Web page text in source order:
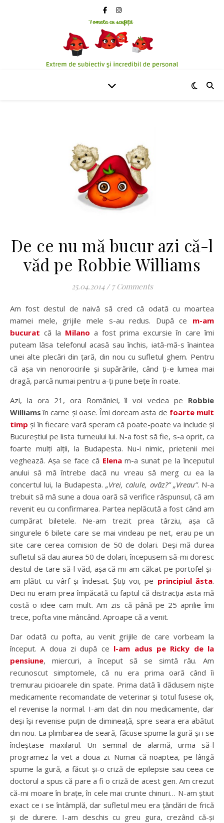
De ce nu mă bucur azi că-l
văd pe Robbie Williams
25.04.2014 / 7 Comments
Am fost destul de naivă să cred că odată cu moartea
mamei mele, grijile mele s-au redus. După ce m-am
bucurat că la Milano a fost prima excursie în care îmi
puteam lăsa telefonul acasă sau închis, iată-mă-s înaintea
unei alte plecări din țară, din nou cu sufletul ghem. Pentru
că așa vin nenorocirile și supărările, când ți-e lumea mai
dragă, parcă numai pentru a-ți pune bețe în roate.
Azi, la ora 21, ora României, îl voi vedea pe Robbie
Williams în carne și oase. Îmi doream asta de foarte mult
timp și în fiecare vară speram că poate-poate va include și
Bucureștiul pe lista turneului lui. N-a fost să fie, s-a oprit, ca
foarte mulți alții, la Budapesta. Nu-i nimic, prietenii mei
veghează. Așa se face că Elenam-a sunat pe la începutul
anului să mă întrebe dacă nu vreau să merg cu ea la
concertul lui, la Budapesta. „Vrei, calule, ovăz?” „Vreau”. N-a
trebuit să mă sune a doua oară să verifice răspunsul, că am
revenit eu cu confirmarea. Partea neplăcută a fost când am
cumpărat biletele. Ne-am trezit prea târziu, așa că
singurele 6 bilete care se mai vindeau pe net, erau pe un
site care cerea comision de 50 de dolari. Deși mă durea
sufletul să dau aiurea 50 de dolari, începusem să-mi doresc
destul de tare să-l văd, așa că mi-am călcat pe portofel și-
am plătit cu vârf și îndesat. Știți voi, pe principiul ăsta.
Deci nu eram prea împăcată cu faptul că distracția asta mă
costă o idee cam mult. Am zis că până pe 25 aprilie îmi
trece, pofta vine mâncând. Aproape că a venit.
Dar odată cu pofta, au venit grijile de care vorbeam la
început. A doua zi după ce l-am adus pe Ricky de la
pensiune, miercuri, a început să se simtă rău. Am
recunoscut simptomele, că nu era prima oară când îi
tremurau picioarele din spate. Prima dată îi dădusem niște
medicamente recomandate de veterinar și totul fusese ok,
el revenise la normal. I-am dat din nou medicamente, dar
deși își revenise puțin de dimineață, spre seara era abătut
din nou. La plimbarea de seară, făcuse spume la gură și i se
încleștase maxilarul. Un semnal de alarmă, urma să-l
programez la vet a doua zi. Numai că noaptea, pe lângă
spume la gură, a făcut și-o criză de epilepsie sau ceea ce
doctorul a spus că pare a fi o criză de acest gen. Am crezut
că-mi moare în brațe, în cele mai crunte chinuri… N-am știut
exact ce i se întâmplă, dar sufletul meu era țăndări de frică
și de durere. I-am deschis cu greu gura, crezând că-și